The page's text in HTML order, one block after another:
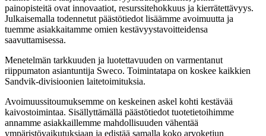
painopisteitä ovat innovaatiot, resurssitehokkuus ja kierrätettävyys.
Julkaisemalla todennetut päästötiedot lisäämme avoimuutta ja
tuemme asiakkaitamme omien kestävyystavoitteidensa
saavuttamisessa.
Menetelmän tarkkuuden ja luotettavuuden on varmentanut
riippumaton asiantuntija Sweco. Toimintatapa on koskee kaikkien
Sandvik-divisioonien laitetoimituksia.
Avoimuussitoumuksemme on keskeinen askel kohti kestävää
kaivostoimintaa. Sisällyttämällä päästötiedot tuotetietoihimme
annamme asiakkaillemme mahdollisuuden vähentää
ympäristövaikutuksiaan ja edistää samalla koko arvoketjun